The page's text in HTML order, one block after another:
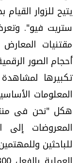
يتيح للزوار
ستريت فيو".
مقتنيات
أحجام الصور
تكبيرها
المعلومات
هكل "نحن فى
المعروضات إلى
للباحثين